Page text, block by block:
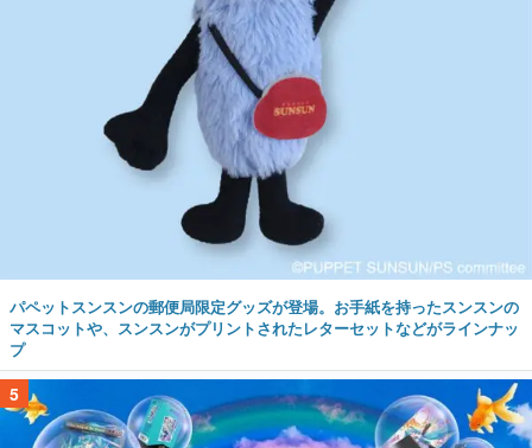
パペットスンスンの郵便局限定グッズが登場。お手紙を持ったスンスンの
マスコットや、スンスンがプリントされたレターセットなどがラインナッ
プ
5